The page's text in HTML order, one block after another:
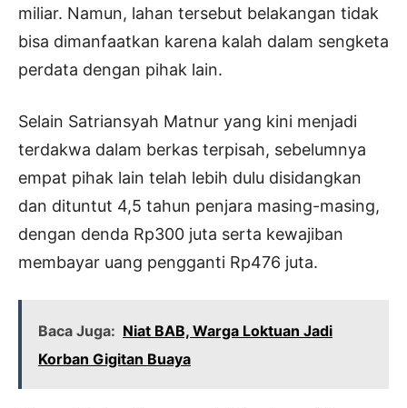
miliar. Namun, lahan tersebut belakangan tidak
bisa dimanfaatkan karena kalah dalam sengketa
perdata dengan pihak lain.
Selain Satriansyah Matnur yang kini menjadi
terdakwa dalam berkas terpisah, sebelumnya
empat pihak lain telah lebih dulu disidangkan
dan dituntut 4,5 tahun penjara masing-masing,
dengan denda Rp300 juta serta kewajiban
membayar uang pengganti Rp476 juta.
Baca Juga: Niat BAB, Warga Loktuan Jadi
Korban Gigitan Buaya